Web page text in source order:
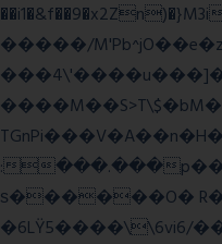
�����/
:���.���
ѕ������O�
�6LŸ5����\\6vi6/